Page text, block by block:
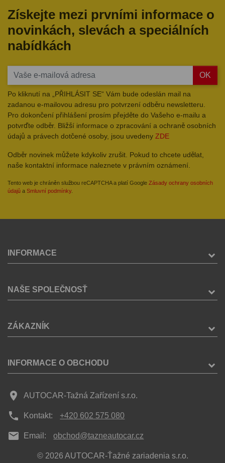
Získejte mezi prvními informace o
novinkách, slevách a speciálních
nabídkách
OK
Po kliknutí na „PŘIHLÁSIT SE“ Vám bude odeslán mail na
zadanou e-mailovou adresu pro potvrzení odběru newsletteru.
Pro dokončení přihlášení prosím přejděte do Vašeho e-mailu a
potvrďte odběr. Bližší informace o zpracování a ochraně osobních
údajů a právech dotčené osoby, jsou uvedeny ZDE
Odběr novinek můžete kdykoliv zrušit. Pokud to chcete udělat,
naše kontaktní informace naleznete v právním oznámení.
Tento web je chráněn službou reCAPTCHA a platí Google Zásady ochrany osobních
údajů a Smluvní podmínky.
INFORMACE
NAŠE SPOLEČNOSŤ
ZÁKAZNÍK
INFORMACE O OBCHODU
place AUTOCAR-Tažná Zařízení s.r.o.
phone Kontakt: +420 602 575 080
mail Email: obchod@tazneautocar.cz
© 2026 AUTOCAR-Ťažné zariadenia s.r.o.